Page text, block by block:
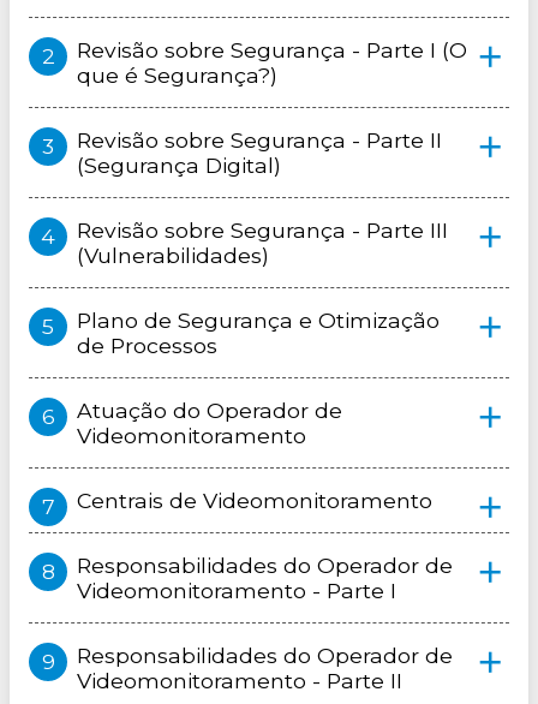
Revisão sobre Segurança - Parte I (O
que é Segurança?)
Revisão sobre Segurança - Parte II
(Segurança Digital)
Revisão sobre Segurança - Parte III
(Vulnerabilidades)
Plano de Segurança e Otimização
de Processos
Atuação do Operador de
Videomonitoramento
Centrais de Videomonitoramento
Responsabilidades do Operador de
Videomonitoramento - Parte I
Responsabilidades do Operador de
Videomonitoramento - Parte II